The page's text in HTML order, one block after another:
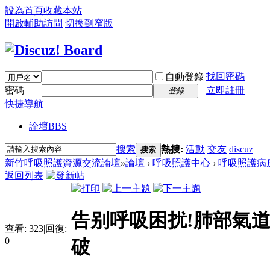
設為首頁收藏本站
開啟輔助訪問 切換到窄版
自動登錄 找回密碼
密碼
登錄
立即註冊
快捷導航
論壇BBS
搜索 搜索 熱搜: 活動 交友 discuz
新竹呼吸照護資源交流論壇»論壇 › 呼吸照護中心 › 呼吸照護病
返回列表
查看: 323|回復:
0
告别呼吸困扰!肺部氣
破